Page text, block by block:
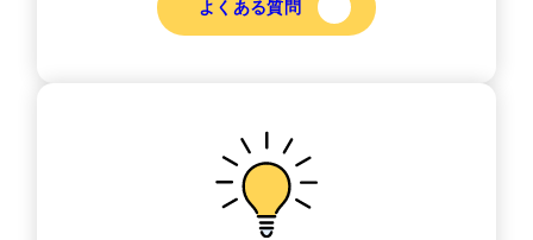
よくある質問